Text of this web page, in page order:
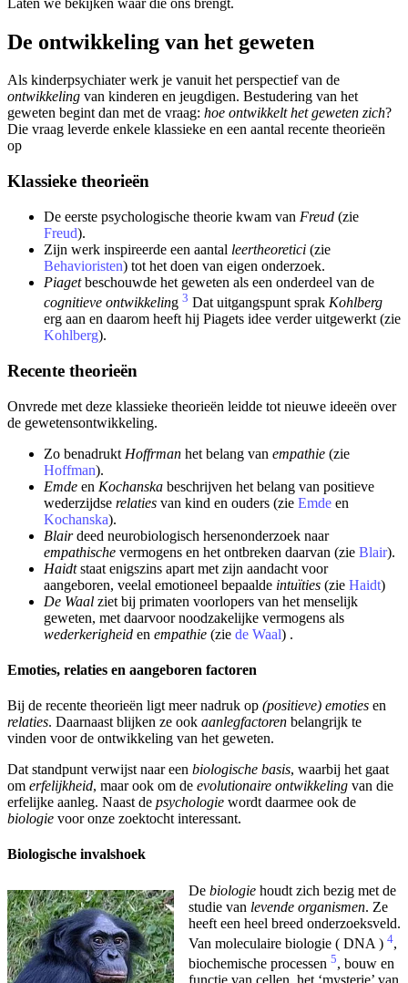
De ontwikkeling van het geweten
Als kinderpsychiater werk je vanuit het perspectief van de
ontwikkeling van kinderen en jeugdigen. Bestudering van het
geweten begint dan met de vraag: hoe ontwikkelt het geweten zich?
Die vraag leverde enkele klassieke en een aantal recente theorieën
op
Klassieke theorieën
De eerste psychologische theorie kwam van Freud (zie
Freud).
Zijn werk inspireerde een aantal leertheoretici (zie
Behavioristen) tot het doen van eigen onderzoek.
Piagetbeschouwde het geweten als een onderdeel van de
cognitieve ontwikkeling 3 Dat uitgangspunt sprak Kohlberg
erg aan en daarom heeft hij Piagets idee verder uitgewerkt (zie
Kohlberg).
Recente theorieën
Onvrede met deze klassieke theorieën leidde tot nieuwe ideeën over
de gewetensontwikkeling.
Zo benadrukt Hoffrman het belang van empathie (zie
Hoffman).
Emde en Kochanska beschrijven het belang van positieve
wederzijdse relaties van kind en ouders (zie Emde en
Kochanska).
Blairdeed neurobiologisch hersenonderzoek naar
empathische vermogens en het ontbreken daarvan (zie Blair).
Haidtstaat enigszins apart met zijn aandacht voor
aangeboren, veelal emotioneel bepaalde intuïties (zie Haidt)
De Waal ziet bij primaten voorlopers van het menselijk
geweten, met daarvoor noodzakelijke vermogens als
wederkerigheid en empathie (zie de Waal) .
Emoties, relaties en aangeboren factoren
Bij de recente theorieën ligt meer nadruk op (positieve) emoties en
relaties. Daarnaast blijken ze ook aanlegfactoren belangrijk te
vinden voor de ontwikkeling van het geweten.
Dat standpunt verwijst naar een biologische basis, waarbij het gaat
om erfelijkheid, maar ook om de evolutionaire ontwikkeling van die
erfelijke aanleg. Naast de psychologie wordt daarmee ook de
biologie voor onze zoektocht interessant.
Biologische invalshoek
De biologie houdt zich bezig met de
studie van levende organismen. Ze
heeft een heel breed onderzoeksveld.
Van moleculaire biologie ( DNA ) 4,
biochemische processen 5, bouw en